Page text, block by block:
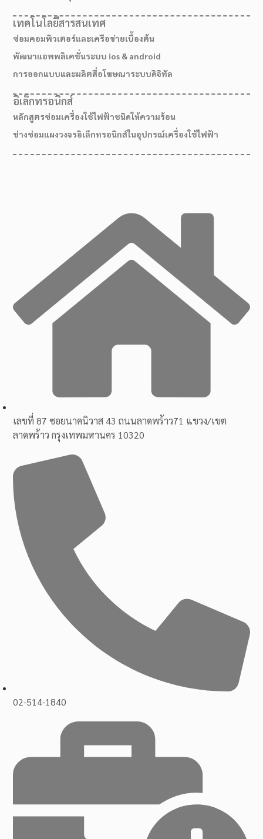
เลขที่ 87 ซอยนาคนิวาส 43 ถนนลาดพร้าว71 แขวง/เขต
ลาดพร้าว กรุงเทพมหานคร 10320
02-514-1840
เทคโนโลยีสารสนเทศ
ซ่อมคอมพิวเตอร์และเครือข่ายเบื้องต้น
พัฒนาแอพพลิเคชั่นระบบ ios & android
การออกแบบและผลิตสื่อโฆษณาระบบดิจิทัล
อิเล็กทรอนิกส์
หลักสูตรซ่อมเครื่องใช้ไฟฟ้าชนิดให้ความร้อน
ช่างซ่อมแผงวงจรอิเล็กทรอนิกส์ในอุปกรณ์เครื่องใช้ไฟฟ้า